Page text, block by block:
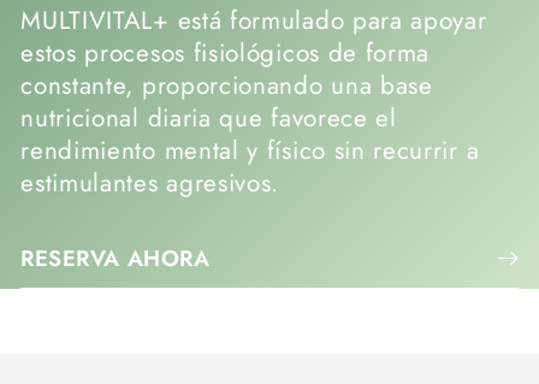
MULTIVITAL+ está formulado para apoyar
estos procesos fisiológicos de forma
constante, proporcionando una base
nutricional diaria que favorece el
rendimiento mental y físico sin recurrir a
estimulantes agresivos.
RESERVA AHORA